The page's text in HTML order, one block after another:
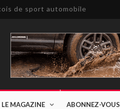
de sport automobile
LE MAGAZINE ABONNEZ-VOUS